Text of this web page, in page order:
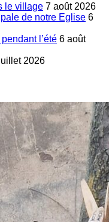
le village 7 août 2026
de notre Eglise 6
l’été 6 août
2026